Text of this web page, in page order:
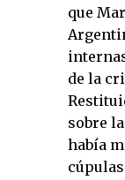
que
de la
sobre
había